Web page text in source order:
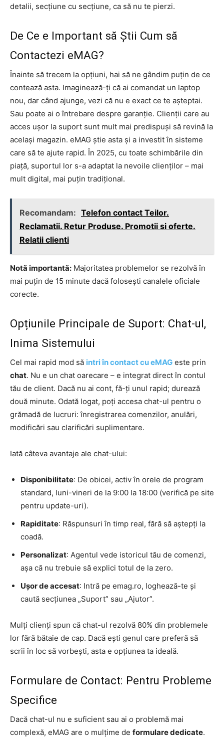
detalii, secțiune cu secțiune, ca să nu te pierzi.
De Ce e Important să Știi Cum să
Contactezi eMAG?
Înainte să trecem la opțiuni, hai să ne gândim puțin de ce
contează asta. Imaginează-ți că ai comandat un laptop
nou, dar când ajunge, vezi că nu e exact ce te așteptai.
Sau poate ai o întrebare despre garanție. Clienții care au
acces ușor la suport sunt mult mai predispuși să revină la
același magazin. eMAG știe asta și a investit în sisteme
care să te ajute rapid. În 2025, cu toate schimbările din
piață, suportul lor s-a adaptat la nevoile clienților – mai
mult digital, mai puțin tradițional.
Recomandam: Telefon contact Teilor.
Reclamatii. Retur Produse. Promotii si oferte.
Relatii clienti
Notă importantă: Majoritatea problemelor se rezolvă în
mai puțin de 15 minute dacă folosești canalele oficiale
corecte.
Opțiunile Principale de Suport: Chat-ul,
Inima Sistemului
Cel mai rapid mod să intri în contact cu eMAG este prin
chat. Nu e un chat oarecare – e integrat direct în contul
tău de client. Dacă nu ai cont, fă-ți unul rapid; durează
două minute. Odată logat, poți accesa chat-ul pentru o
grămadă de lucruri: înregistrarea comenzilor, anulări,
modificări sau clarificări suplimentare.
Iată câteva avantaje ale chat-ului:
Disponibilitate: De obicei, activ în orele de program
standard, luni-vineri de la 9:00 la 18:00 (verifică pe site
pentru update-uri).
Rapiditate: Răspunsuri în timp real, fără să aștepți la
coadă.
Personalizat: Agentul vede istoricul tău de comenzi,
așa că nu trebuie să explici totul de la zero.
Ușor de accesat: Intră pe emag.ro, loghează-te și
caută secțiunea „Suport” sau „Ajutor”.
Mulți clienți spun că chat-ul rezolvă 80% din problemele
lor fără bătaie de cap. Dacă ești genul care preferă să
scrii în loc să vorbești, asta e opțiunea ta ideală.
Formulare de Contact: Pentru Probleme
Specifice
Dacă chat-ul nu e suficient sau ai o problemă mai
complexă, eMAG are o mulțime de formulare dedicate.